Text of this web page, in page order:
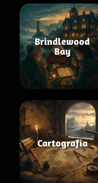
Brindlewood
Bay
Cartografia